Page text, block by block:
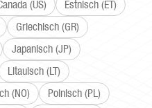
(US)
Estnisch (ET)
Griechisch (GR)
Japanisch (JP)
Litauisch (LT)
(NO)
Polnisch (PL)